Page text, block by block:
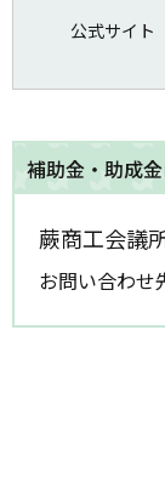
公式サイト
補助金・助成
蕨商工会議
お問い合わせ